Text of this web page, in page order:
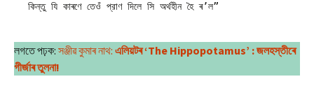
কিন্তু যি কাৰণে তেওঁ প্রাণ দিলে সি অর্থহীন হৈ ৰ’ল”
লগতে পঢ়ক: সঞ্জীৱ কুমাৰ নাথ: এলিয়টৰ ‘The Hippopotamus’ : জলহস্তীৰে
গীর্জাৰ তুলনা!